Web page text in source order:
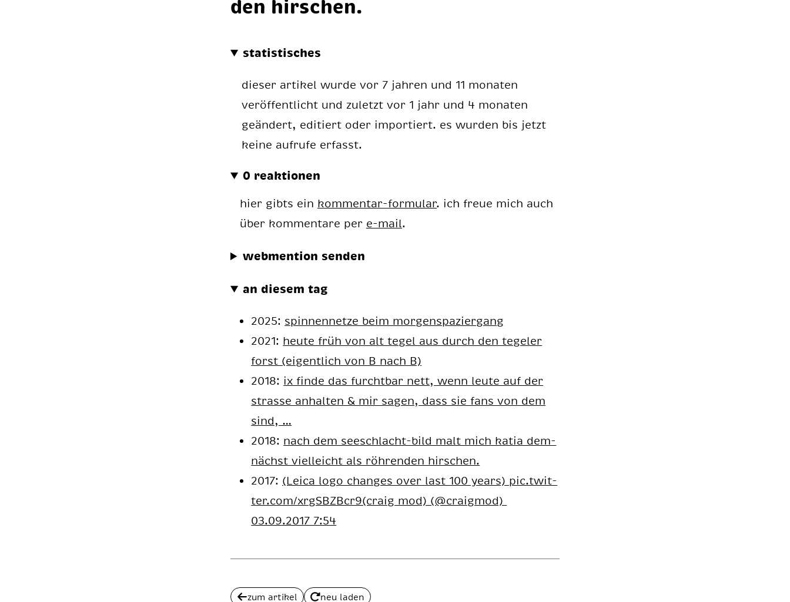
den hir­schen.
statistisches
dieser artikel wurde vor 7 jahren und 11 monaten
veröffentlicht und zuletzt vor 1 jahr und 4 monaten
geändert, editiert oder importiert. es wurden bis jetzt
keine aufrufe erfasst.
0 reaktionen
hier gibts ein kommentar-formular. ich freue mich auch
über kommentare per e-mail.
webmention senden
an diesem tag
2025: spinnennetze beim morgenspaziergang
2021: heu­te früh von alt te­gel aus durch den te­ge­ler
forst (ei­gent­lich von B nach B)
2018: ix fin­de das furcht­bar nett, wenn leu­te auf der
stras­se an­hal­ten & mir sa­gen, dass sie fans von dem
sind, …
2018: nach dem see­schlacht-bild malt mich ka­tia dem­
nächst viel­leicht als röh­ren­den hir­schen.
2017: (Lei­ca logo ch­an­ges over last 100 ye­ars) pic.twit­
ter.com/xrgSBZBcr9(craig mod) (@craigmod)
03.09.2017 7:54
zum artikel neu laden